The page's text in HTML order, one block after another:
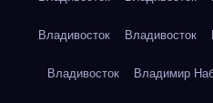
Владивосток Владивосток
Владивосток Владимир